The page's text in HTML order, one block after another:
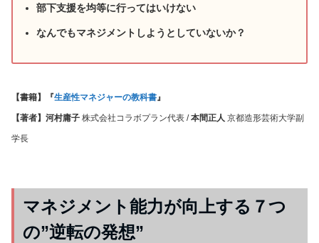
部下支援を均等に行ってはいけない
なんでもマネジメントしようとしていないか？
【書籍】『生産性マネジャーの教科書』
【著者】河村庸子 株式会社コラボプラン代表 /本間正人 京都造形芸術大学副
学長
マネジメント能力が向上する７つ
の”逆転の発想”